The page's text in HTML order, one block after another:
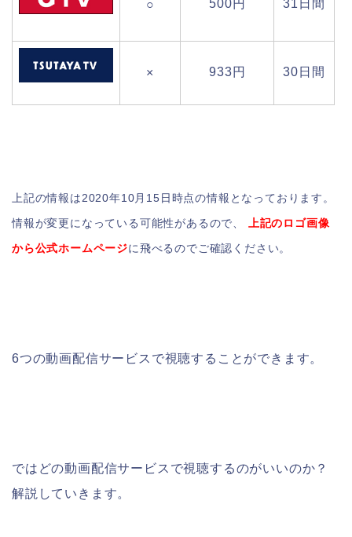
○ 500円 31日間
× 933円 30日間
上記の情報は2020年10月15日時点の情報となっております。
情報が変更になっている可能性があるので、
上記のロゴ画像
から公式ホームページに飛べるのでご確認ください。
6つの動画配信サービスで視聴することができます。
ではどの動画配信サービスで視聴するのがいいのか？
解説していきます。